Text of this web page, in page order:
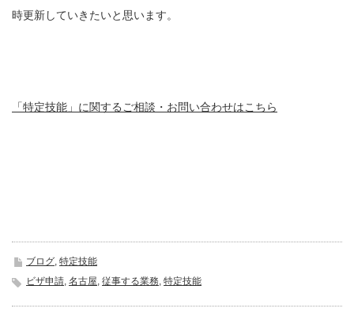
時更新していきたいと思います。
「特定技能」に関するご相談・お問い合わせはこちら
ブログ, 特定技能
ビザ申請, 名古屋, 従事する業務, 特定技能